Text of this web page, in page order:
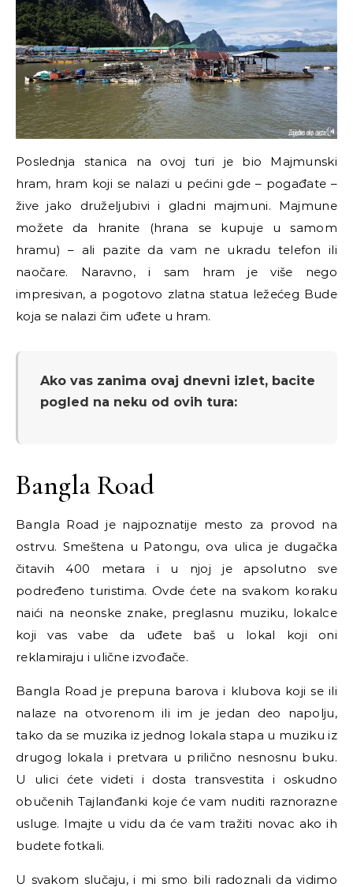
Poslednja stanica na ovoj turi je bio Majmunski
hram, hram koji se nalazi u pećini gde – pogađate –
žive jako druželjubivi i gladni majmuni. Majmune
možete da hranite (hrana se kupuje u samom
hramu) – ali pazite da vam ne ukradu telefon ili
naočare. Naravno, i sam hram je više nego
impresivan, a pogotovo zlatna statua ležećeg Bude
koja se nalazi čim uđete u hram.
Ako vas zanima ovaj dnevni izlet, bacite
pogled na neku od ovih tura:
Bangla Road
Bangla Road je najpoznatije mesto za provod na
ostrvu. Smeštena u Patongu, ova ulica je dugačka
čitavih 400 metara i u njoj je apsolutno sve
podređeno turistima. Ovde ćete na svakom koraku
naići na neonske znake, preglasnu muziku, lokalce
koji vas vabe da uđete baš u lokal koji oni
reklamiraju i ulične izvođače.
Bangla Road je prepuna barova i klubova koji se ili
nalaze na otvorenom ili im je jedan deo napolju,
tako da se muzika iz jednog lokala stapa u muziku iz
drugog lokala i pretvara u prilično nesnosnu buku.
U ulici ćete videti i dosta transvestita i oskudno
obučenih Tajlanđanki koje će vam nuditi raznorazne
usluge. Imajte u vidu da će vam tražiti novac ako ih
budete fotkali.
U svakom slučaju, i mi smo bili radoznali da vidimo